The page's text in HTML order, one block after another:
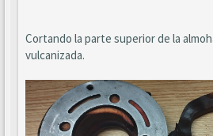
Cortando la parte superior de la
vulcanizada.